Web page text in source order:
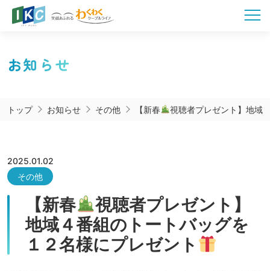
お知らせ
トップ お知らせ その他 【新春 視聴者プレゼント】地域
2025.01.02
その他
【新春
視聴者プレゼント】
地域４番組のトートバッグを
１２名様にプレゼント